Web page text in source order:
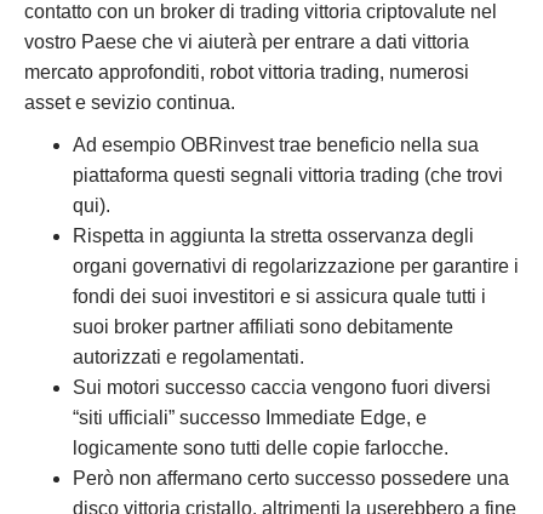
contatto con un broker di trading vittoria criptovalute nel
vostro Paese che vi aiuterà per entrare a dati vittoria
mercato approfonditi, robot vittoria trading, numerosi
asset e sevizio continua.
Ad esempio OBRinvest trae beneficio nella sua
piattaforma questi segnali vittoria trading (che trovi
qui).
Rispetta in aggiunta la stretta osservanza degli
organi governativi di regolarizzazione per garantire i
fondi dei suoi investitori e si assicura quale tutti i
suoi broker partner affiliati sono debitamente
autorizzati e regolamentati.
Sui motori successo caccia vengono fuori diversi
“siti ufficiali” successo Immediate Edge, e
logicamente sono tutti delle copie farlocche.
Però non affermano certo successo possedere una
disco vittoria cristallo, altrimenti la userebbero a fine